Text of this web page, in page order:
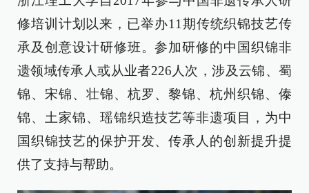
修培训计划以来，已举办11期传统织锦技艺传
承及创意设计研修班。参加研修的中国织锦非
遗领域传承人或从业者226人次，涉及云锦、蜀
锦、宋锦、壮锦、杭罗、黎锦、杭州织锦、傣
锦、土家锦、瑶锦织造技艺等非遗项目，为中
国织锦技艺的保护开发、传承人的创新提升提
供了支持与帮助。